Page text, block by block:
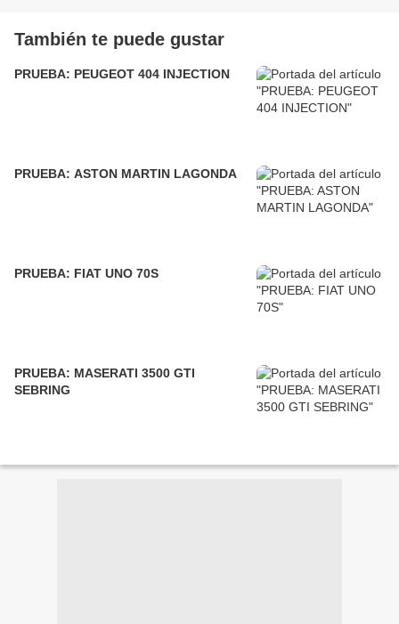
También te puede gustar
PRUEBA: PEUGEOT 404 INJECTION
PRUEBA: ASTON MARTIN LAGONDA
PRUEBA: FIAT UNO 70S
PRUEBA: MASERATI 3500 GTI
SEBRING